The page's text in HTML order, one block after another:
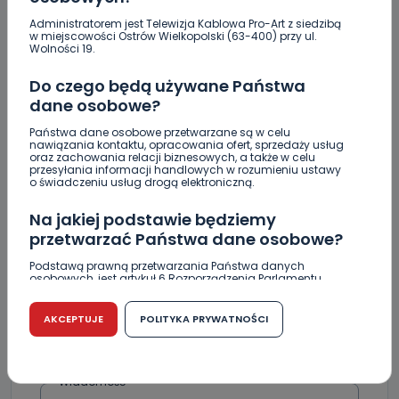
Administratorem jest Telewizja Kablowa Pro-Art z siedzibą
w miejscowości Ostrów Wielkopolski (63-400) przy ul.
Wolności 19.
Do czego będą używane Państwa
dane osobowe?
Państwa dane osobowe przetwarzane są w celu
nawiązania kontaktu, opracowania ofert, sprzedaży usług
oraz zachowania relacji biznesowych, a także w celu
przesyłania informacji handlowych w rozumieniu ustawy
o świadczeniu usług drogą elektroniczną.
Na jakiej podstawie będziemy
przetwarzać Państwa dane osobowe?
Podstawą prawną przetwarzania Państwa danych
osobowych, jest artykuł 6 Rozporządzenia Parlamentu
r. w sprawie ochrony osób fizycznych w związku z
przetwarzaniem danych osobowych w sprawie
swobodnego przepływu takich danych oraz uchylenia
dyrektywy 95/46/WE (RODO).
Czy jest możliwość cofnięcia zgody?
AKCEPTUJE POLITYKA PRYWATNOŚCI
KOMENTARZE (1)
G graczka
Tym razem nie chybił lottomat, tylko trafił. Kupon był na
chybił trafił.
REPLY
DOŁĄCZ DO DYSKUSJI
DODAJ SWÓJ KOMENTARZ
Wiadomość